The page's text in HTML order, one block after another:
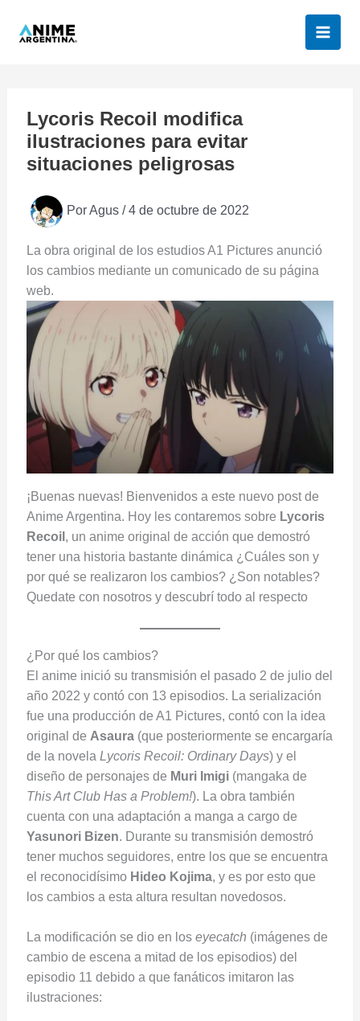
Lycoris Recoil modifica
ilustraciones para evitar
situaciones peligrosas
PorAgus /4 de octubre de 2022
La obra original de los estudios A1 Pictures anunció
los cambios mediante un comunicado de su página
web.
¡Buenas nuevas! Bienvenidos a este nuevo post de
Anime Argentina. Hoy les contaremos sobre Lycoris
Recoil , un anime original de acción que demostró
tener una historia bastante dinámica ¿Cuáles son y
por qué se realizaron los cambios? ¿Son notables?
Quedate con nosotros y descubrí todo al respecto
¿Por qué los cambios?
El anime inició su transmisión el pasado 2 de julio del
año 2022 y contó con 13 episodios. La serialización
fue una producción de A1 Pictures, contó con la idea
original de Asaura(que posteriormente se encargaría
de la novela Lycoris Recoil: Ordinary Days) y el
diseño de personajes de Muri Imigi(mangaka de
This Art Club Has a Problem!). La obra también
cuenta con una adaptación a manga a cargo de
Yasunori Bizen. Durante su transmisión demostró
tener muchos seguidores, entre los que se encuentra
el reconocidísimo Hideo Kojima, y es por esto que
los cambios a esta altura resultan novedosos.
La modificación se dio en los eyecatch (imágenes de
cambio de escena a mitad de los episodios) del
episodio 11 debido a que fanáticos imitaron las
ilustraciones: